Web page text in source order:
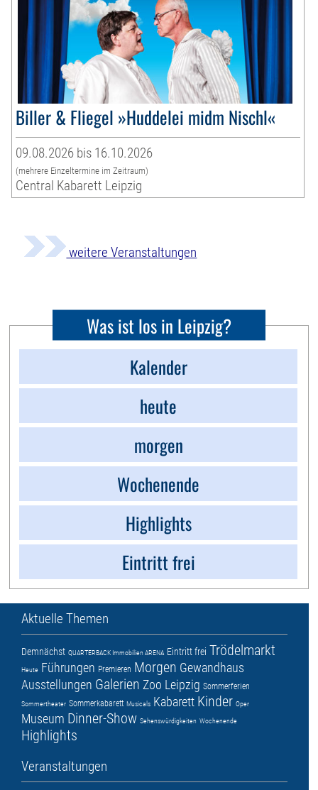
Biller & Fliegel »Huddelei midm Nischl«
09.08.2026 bis 16.10.2026
(mehrere Einzeltermine im Zeitraum)
Central Kabarett Leipzig
weitere Veranstaltungen
Was ist los in Leipzig?
Kalender
heute
morgen
Wochenende
Highlights
Eintritt frei
Aktuelle Themen
Demnächst QUARTERBACK Immobilien ARENA Eintritt frei Trödelmarkt
Heute Führungen Premieren Morgen Gewandhaus
Ausstellungen Galerien Zoo Leipzig Sommerferien
Sommertheater Sommerkabarett Musicals Kabarett Kinder Oper
Museum Dinner-Show Sehenswürdigkeiten Wochenende
Highlights
Veranstaltungen